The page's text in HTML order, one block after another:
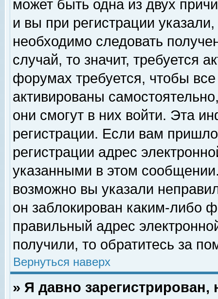
может быть одна из двух
и вы при регистрации
необходимо следовать
случай, то значит, требуется
форумах требуется, чтобы
активированы
они смогут в них войти. Эта
регистрации. Если вам
регистрации адрес
указанными в этом
возможно вы указали
он заблокирован каким-либо
правильный адрес
получили, то обратитесь за
Вернуться наверх
» Я давно